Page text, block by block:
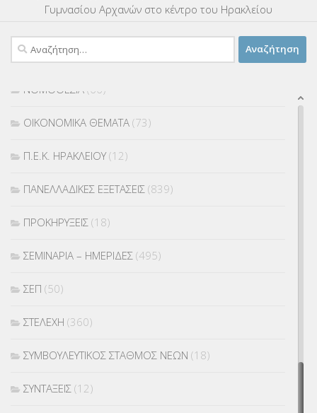
Γυμνασίου Αρχανών στο κέντρο του Ηρακλείου
Αναζήτηση
για:ΜΕΤΑΦΟΡΑ ΜΑΘΗΤΩΝ
ΝΟΜΟΘΕΣΙΑ (66)
ΟΙΚΟΝΟΜΙΚΑ ΘΕΜΑΤΑ (73)
Π.Ε.Κ. ΗΡΑΚΛΕΙΟΥ(12)
ΠΑΝΕΛΛΑΔΙΚΕΣ ΕΞΕΤΑΣΕΙΣ (839)
ΠΡΟΚΗΡΥΞΕΙΣ (18)
ΣΕΜΙΝΑΡΙΑ – ΗΜΕΡΙΔΕΣ (495)
ΣΕΠ (50)
ΣΤΕΛΕΧΗ (360)
ΣΥΜΒΟΥΛΕΥΤΙΚΟΣ ΣΤΑΘΜΟΣ ΝΕΩΝ (18)
ΣΥΝΤΑΞΕΙΣ (12)